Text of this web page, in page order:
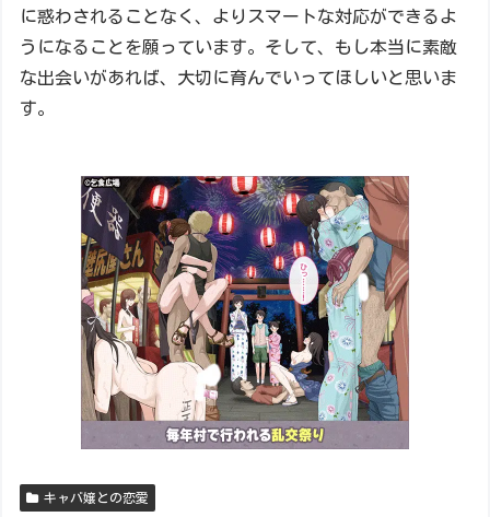
に惑わされることなく、よりスマートな対応ができるよ
うになることを願っています。そして、もし本当に素敵
な出会いがあれば、大切に育んでいってほしいと思いま
す。
キャバ嬢との恋愛